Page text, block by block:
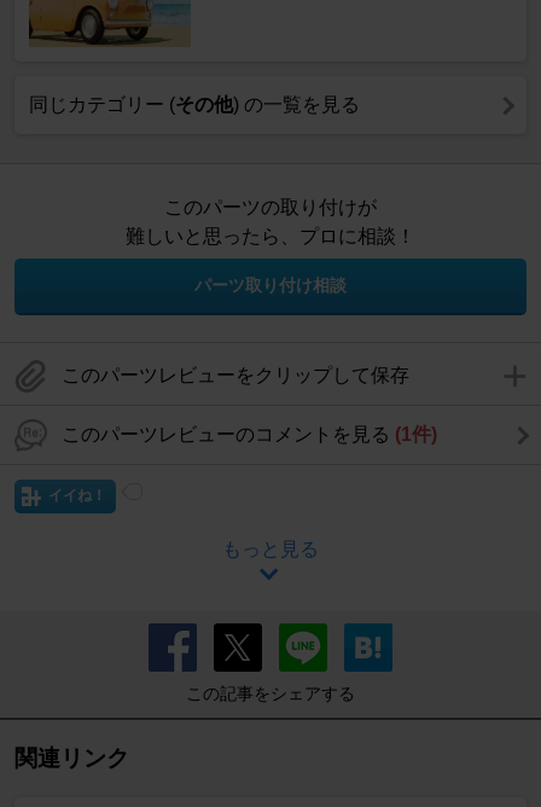
同じカテゴリー (その他) の一覧を見る
このパーツの取り付けが
難しいと思ったら、プロに相談！
パーツ取り付け相談
このパーツレビューをクリップして保存
このパーツレビューのコメントを見る (1件)
イイね！
もっと見る
この記事をシェアする
関連リンク